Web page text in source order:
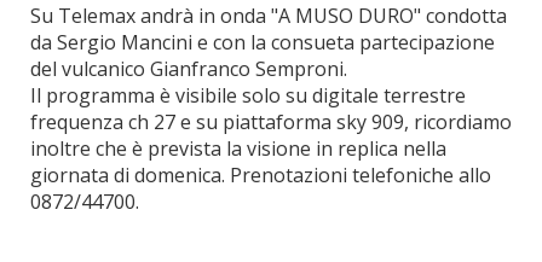
Su Telemax andrà in onda "A MUSO DURO" condotta
da Sergio Mancini e con la consueta partecipazione
del vulcanico Gianfranco Semproni.
Il programma è visibile solo su digitale terrestre
frequenza ch 27 e su piattaforma sky 909, ricordiamo
inoltre che è prevista la visione in replica nella
giornata di domenica. Prenotazioni telefoniche allo
0872/44700.